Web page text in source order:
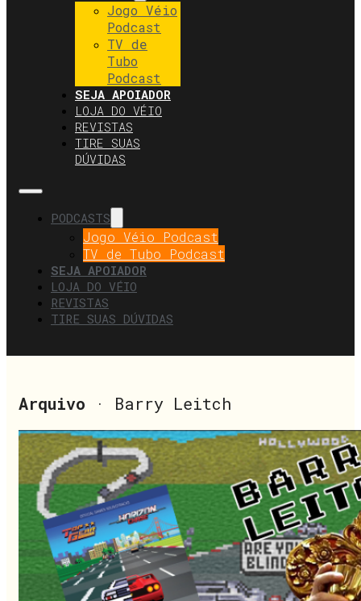
Jogo Véio
Podcast
TV de
Tubo
Podcast
SEJA APOIADOR
LOJA DO VÉIO
REVISTAS
TIRE SUAS
DÚVIDAS
PODCASTS
Jogo Véio Podcast
TV de Tubo Podcast
SEJA APOIADOR
LOJA DO VÉIO
REVISTAS
TIRE SUAS DÚVIDAS
Arquivo · Barry Leitch